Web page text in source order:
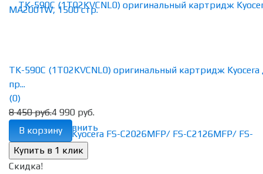
избранное сравнить
TK-590C (1T02KVCNL0) оригинальный картридж Kyocera
пр...
(0)
8 450 руб.4 990 руб.
В корзину
Скидка!